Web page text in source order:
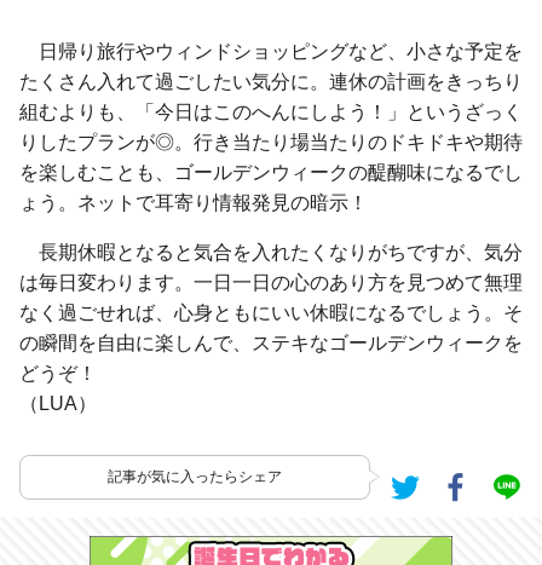
日帰り旅行やウィンドショッピングなど、小さな予定を
たくさん入れて過ごしたい気分に。連休の計画をきっちり
組むよりも、「今日はこのへんにしよう！」というざっく
りしたプランが◎。行き当たり場当たりのドキドキや期待
を楽しむことも、ゴールデンウィークの醍醐味になるでし
ょう。ネットで耳寄り情報発見の暗示！
長期休暇となると気合を入れたくなりがちですが、気分
は毎日変わります。一日一日の心のあり方を見つめて無理
なく過ごせれば、心身ともにいい休暇になるでしょう。そ
の瞬間を自由に楽しんで、ステキなゴールデンウィークを
どうぞ！
（LUA）
記事が気に入ったらシェア